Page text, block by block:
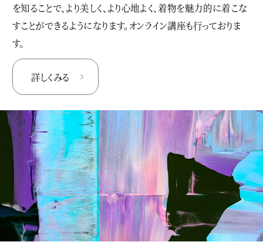
を知ることで、より美しく、より心地よく、着物を魅力的に着こな
すことができるようになります。オンライン講座も行っておりま
す。
詳しくみる